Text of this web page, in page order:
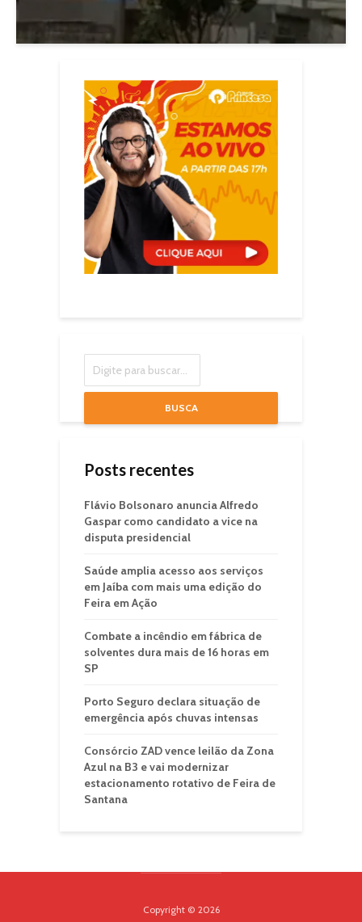
BUSCA
Posts recentes
Flávio Bolsonaro anuncia Alfredo
Gaspar como candidato a vice na
disputa presidencial
Saúde amplia acesso aos serviços
em Jaíba com mais uma edição do
Feira em Ação
Combate a incêndio em fábrica de
solventes dura mais de 16 horas em
SP
Porto Seguro declara situação de
emergência após chuvas intensas
Consórcio ZAD vence leilão da Zona
Azul na B3 e vai modernizar
estacionamento rotativo de Feira de
Santana
Copyright © 2026